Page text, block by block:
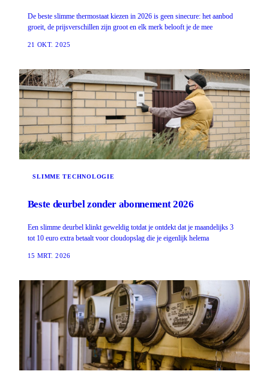
De beste slimme thermostaat kiezen in 2026 is geen sinecure: het aanbod
groeit, de prijsverschillen zijn groot en elk merk belooft je de mee
21 OKT. 2025
SLIMME TECHNOLOGIE
Beste deurbel zonder abonnement 2026
Een slimme deurbel klinkt geweldig totdat je ontdekt dat je maandelijks 3
tot 10 euro extra betaalt voor cloudopslag die je eigenlijk helema
15 MRT. 2026